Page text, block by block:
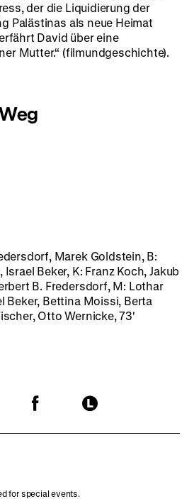
der die Liquidierung der
Palästinas als neue Heimat
David über eine
Mutter.“ (filmundgeschichte).
Marek Goldstein, B:
Israel Beker, K: Franz Koch, Jakub
B. Fredersdorf, M: Lothar
Beker, Bettina Moissi, Berta
Otto Wernicke, 73'
To
To
for special events.